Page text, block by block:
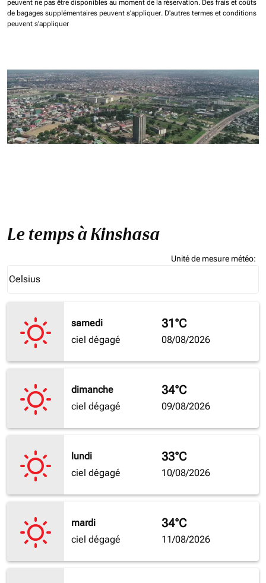
peuvent ne pas être disponibles au moment de la réservation. Des frais et coûts
de bagages supplémentaires peuvent s'appliquer. D'autres termes et conditions
peuvent s'appliquer
Le temps à Kinshasa
Unité de mesure météo:
Celsius
keyboard_arrow_down
samedi
ciel dégagé
31°C
08/08/2026
dimanche
ciel dégagé
34°C
09/08/2026
lundi
ciel dégagé
33°C
10/08/2026
mardi
ciel dégagé
34°C
11/08/2026